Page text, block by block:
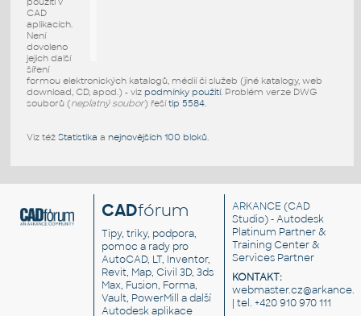
CAD
aplikacích.
Není
dovoleno
jejich další
šíření
formou elektronických katalogů, médií či služeb (jiné katalogy, web
download, CD, apod.) - viz podmínky použití. Problém verze DWG
souborů (neplatný soubor) řešítip 5584.
Viz též Statistika a nejnovějších 100 bloků.
CADfórum
Tipy, triky, podpora,
pomoc a rady pro
AutoCAD, LT, Inventor,
Revit, Map, Civil 3D, 3ds
Max, Fusion, Forma,
Vault, PowerMill a další
Autodesk aplikace
ARKANCE (CAD
Studio) - Autodesk
Platinum Partner &
Training Center &
Services Partner
KONTAKT:
| tel. +420 910 970 111